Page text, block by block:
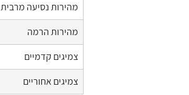
מהירות נסיעה מרבית
מהירות הרמה
צמיגים קדמיים
צמיגים אחוריים